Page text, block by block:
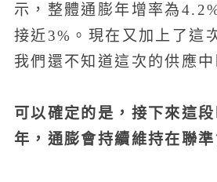
示，整體通膨年增率為
接近3%。現在又加上了這
我們還不知道這次的供應中
可以確定的是，接下來這
年，通膨會持續維持在聯